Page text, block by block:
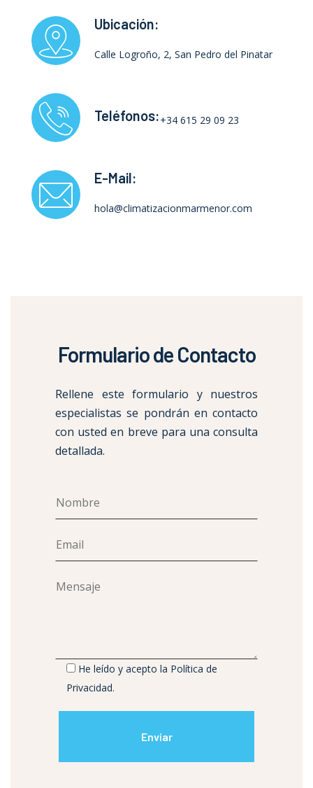
Ubicación:
Calle Logroño, 2, San Pedro del Pinatar
Teléfonos:+34 615 29 09 23
E-Mail:
hola@climatizacionmarmenor.com
Formulario de Contacto
Rellene este formulario y nuestros
especialistas se pondrán en contacto
con usted en breve para una consulta
detallada.
He leído y acepto la Política de
Privacidad.